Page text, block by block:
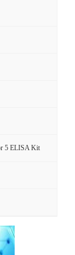
5 ELISA Kit